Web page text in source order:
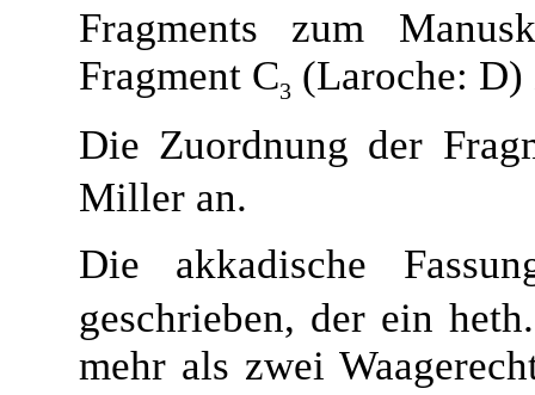
Fragments zum
Fragment C3 (Laroche: D)
Die Zuordnung der
Miller an.
Die akkadische
geschrieben, der ein
mehr als zwei